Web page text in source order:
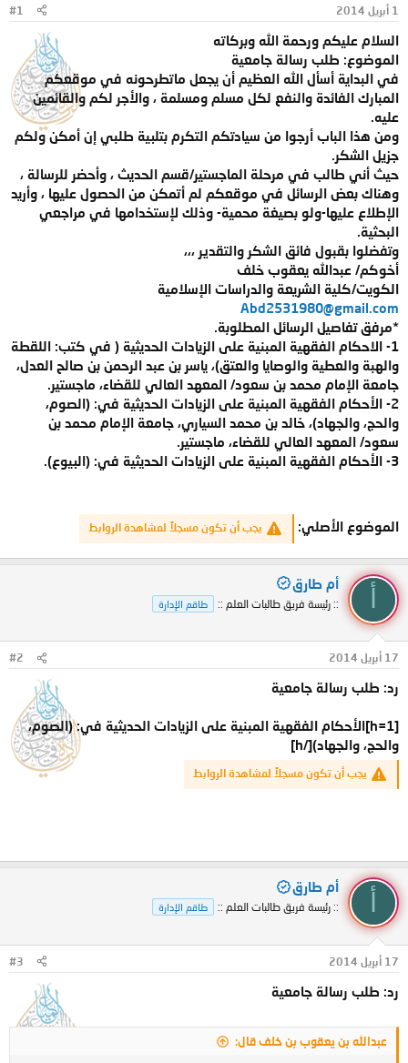
و
و
ع
ء
1 أبريل 2014 #1
السلام عليكم ورحمة الله وبركاته
الموضوع: طلب رسالة جامعية
في البداية أسأل الله العظيم أن يجعل ماتطرحونه في موقعكم
المبارك الفائدة والنفع لكل مسلم ومسلمة ، والأجر لكم والقائمين
عليه.
ومن هذا الباب أرجوا من سيادتكم التكرم بتلبية طلبي إن أمكن ولكم
جزيل الشكر.
حيث أني طالب في مرحلة الماجستير/قسم الحديث ، وأحضر للرسالة ،
وهناك بعض الرسائل في موقعكم لم أتمكن من الحصول عليها ، وأريد
الإطلاع عليها-ولو بصيغة محمية- وذلك لإستخدامها في مراجعي
البحثية.
وتفضلوا بقبول فائق الشكر والتقدير ،،،
أخوكم/ عبدالله يعقوب خلف
الكويت/كلية الشريعة والدراسات الإسلامية
Abd2531980@gmail.com
*مرفق تفاصيل الرسائل المطلوبة.
1- الاحكام الفقهية المبنية على الزيادات الحديثية ( في كتب: اللقطة
والهبة والعطية والوصايا والعتق)، ياسر بن عبد الرحمن بن صالح العدل،
جامعة الإمام محمد بن سعود/ المعهد العالي للقضاء، ماجستير.
2- الأحكام الفقهية المبنية على الزيادات الحديثية في: (الصوم،
والحج، والجهاد)، خالد بن محمد السياري، جامعة الإمام محمد بن
سعود/ المعهد العالي للقضاء، ماجستير.
3- الأحكام الفقهية المبنية على الزيادات الحديثية في: (البيوع).
الموضوع الأصلي: يجب أن تكون مسجلاً لمشاهدة الروابط
أم طارق
:: رئيسة فريق طالبات العلم :: طاقم الإدارة
17 أبريل 2014 #2
رد: طلب رسالة جامعية
[h=1]الأحكام الفقهية المبنية على الزيادات الحديثية في: (الصوم،
والحج، والجهاد)[/h]
يجب أن تكون مسجلاً لمشاهدة الروابط
أم طارق
:: رئيسة فريق طالبات العلم :: طاقم الإدارة
17 أبريل 2014 #3
رد: طلب رسالة جامعية
عبدالله بن يعقوب بن خلف قال: